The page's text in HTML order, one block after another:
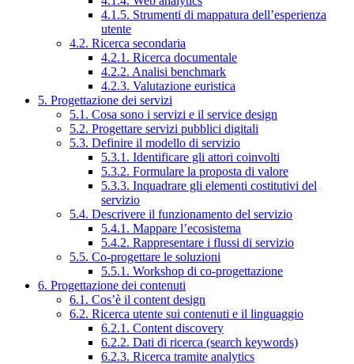
4.1.5. Strumenti di mappatura dell’esperienza
utente
4.2. Ricerca secondaria
4.2.1. Ricerca documentale
4.2.2. Analisi benchmark
4.2.3. Valutazione euristica
5. Progettazione dei servizi
5.1. Cosa sono i servizi e il service design
5.2. Progettare servizi pubblici digitali
5.3. Definire il modello di servizio
5.3.1. Identificare gli attori coinvolti
5.3.2. Formulare la proposta di valore
5.3.3. Inquadrare gli elementi costitutivi del
servizio
5.4. Descrivere il funzionamento del servizio
5.4.1. Mappare l’ecosistema
5.4.2. Rappresentare i flussi di servizio
5.5. Co-progettare le soluzioni
5.5.1. Workshop di co-progettazione
6. Progettazione dei contenuti
6.1. Cos’è il content design
6.2. Ricerca utente sui contenuti e il linguaggio
6.2.1. Content discovery
6.2.2. Dati di ricerca (search keywords)
6.2.3. Ricerca tramite analytics